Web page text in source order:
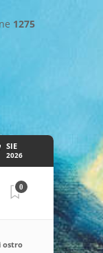
1275
SIE
2026
0
ostro